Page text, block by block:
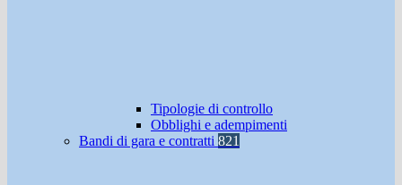
Tipologie di controllo
Obblighi e adempimenti
Bandi di gara e contratti 821